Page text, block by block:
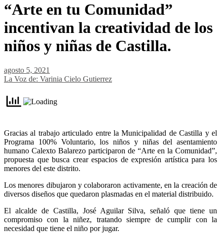
“Arte en tu Comunidad”
incentivan la creatividad de los
niños y niñas de Castilla.
agosto 5, 2021
La Voz de: Varinia Cielo Gutierrez
Gracias al trabajo articulado entre la Municipalidad de Castilla y el
Programa 100% Voluntario, los niños y niñas del asentamiento
humano Calexto Balarezo participaron de “Arte en la Comunidad”,
propuesta que busca crear espacios de expresión artística para los
menores del este distrito.
Los menores dibujaron y colaboraron activamente, en la creación de
diversos diseños que quedaron plasmadas en el material distribuido.
El alcalde de Castilla, José Aguilar Silva, señaló que tiene un
compromiso con la niñez, tratando siempre de cumplir con la
necesidad que tiene el niño por jugar.